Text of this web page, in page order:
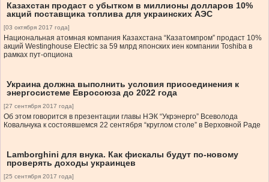
Казахстан продаст с убытком в миллионы долларов 10%
акций поставщика топлива для украинских АЭС
[03 октября 2017 года]
Национальная атомная компания Казахстана “Казатомпром” продаст 10%
акций Westinghouse Electric за 59 млрд японских иен компании Toshiba в
рамках пут-опциона
Украина должна выполнить условия присоединения к
энергосистеме Евросоюза до 2022 года
[27 сентября 2017 года]
Об этом говорится в презентации главы НЭК “Укрэнерго” Всеволода
Ковальчука к состоявшемся 22 сентября “круглом столе” в Верховной Раде
Lamborghini для внука. Как фискалы будут по-новому
проверять доходы украинцев
[25 сентября 2017 года]